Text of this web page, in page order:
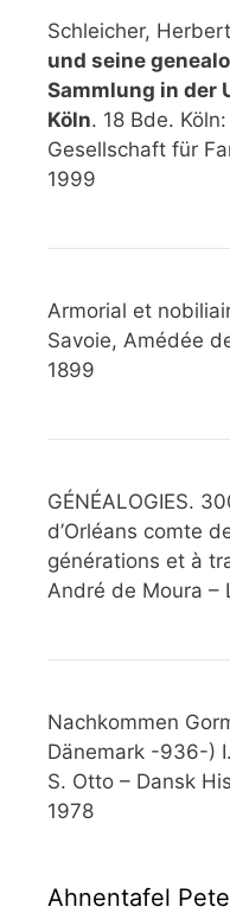
Schleicher,
und seine
Sammlung in der
Köln. 18 Bde.
Gesellschaft für
1999
Armorial et
Savoie, Amédée
1899
GÉNÉALOGIES.
d’Orléans comte
générations et à
André de Moura –
Nachkommen
Dänemark -936-)
S. Otto – Dansk
1978
Ahnentafel